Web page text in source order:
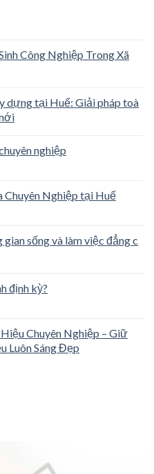
Công Nghiệp Trong Xã
dựng tại Huế: Giải pháp toà
nghiệp
Chuyên Nghiệp tại Huế
sống và làm việc đẳng c
định kỳ?
Chuyên Nghiệp – Giữ
Luôn Sáng Đẹp